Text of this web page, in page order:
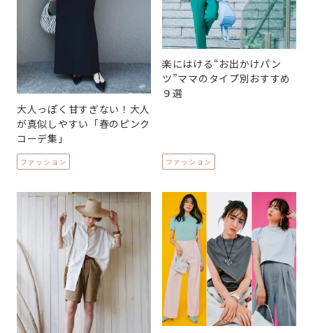
大人っぽく甘すぎない！大人
が真似しやすい「春のピンク
コーデ集」
ファッション
楽にはける“お出かけパン
ツ”ママのタイプ別おすすめ
９選
ファッション